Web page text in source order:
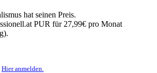
hat seinen Preis.
PUR für 27,99€ pro Monat
Hier anmelden.